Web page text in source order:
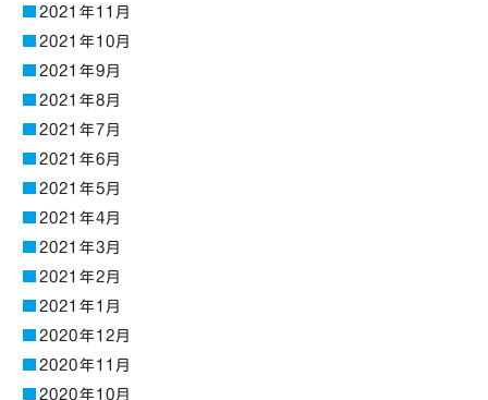
2021年11月
2021年10月
2021年9月
2021年8月
2021年7月
2021年6月
2021年5月
2021年4月
2021年3月
2021年2月
2021年1月
2020年12月
2020年11月
2020年10月